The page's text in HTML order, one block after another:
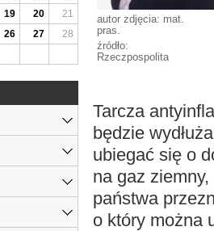
autor zdjęcia: mat.
pras.
źródło:
Rzeczpospolita
Tarcza
będzie
ubiegać się o
na gaz
państwa
o który można
19 20
21
26 27
28